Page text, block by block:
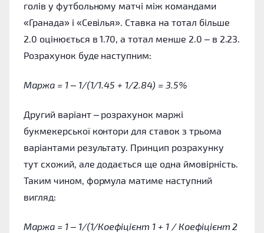
голів у футбольному матчі між командами
«Гранада» і «Севілья». Ставка на тотал більше
2.0 оцінюється в 1.70, а тотал менше 2.0 – в 2.23.
Розрахунок буде наступним:
Маржа = 1 – 1/(1/1.45 + 1/2.84) = 3.5%
Другий варіант – розрахунок маржі
букмекерської контори для ставок з трьома
варіантами результату. Принцип розрахунку
тут схожий, але додається ще одна ймовірність.
Таким чином, формула матиме наступний
вигляд:
Маржа = 1 – 1/(1/Коефіцієнт 1 + 1 / Коефіцієнт 2